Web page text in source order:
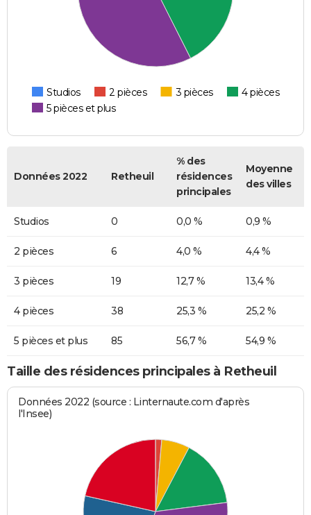
Studios 2 pièces 3 pièces
4 pièces
5 pièces et plus
Données 2022 Retheuil
% des
résidences
principales
Moyenne
des villes
Studios 0 0,0 % 0,9 %
2 pièces 6 4,0 % 4,4 %
3 pièces 19 12,7 % 13,4 %
4 pièces 38 25,3 % 25,2 %
5 pièces et plus 85 56,7 % 54,9 %
Taille des résidences principales à Retheuil
Données 2022 (source : Linternaute.com d'après
l'Insee)